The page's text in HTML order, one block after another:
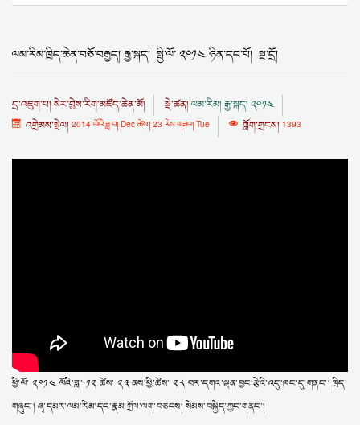
ལམ་རིམ་ཁྲིད་ཆེན་བཅོ་བརྒྱད། རྒྱ་སྐད། སྤྱི་ལོ་ ༢༠༡༤ ཉིན་དང་པོ། སྔ་དྲོ།
དྲ་འཇུག་པ། སེར་བྱེས་རིག་མཛོད་ཆེན་མོ། སྡེ་ཚན། ལམ་རིམ། རྒྱ་སྐད། ༢༠༡༤
འགྲེམས་སྤེལ། 2014 ལོའི་ཟླ་བ། Dec ཚེས། 23 རེས་གཟའ། Tue ཀློག་གྲངས། 1393
ཕྱི་ལོ་ ༢༠༡༤ ལོའི་ཟླ་ ༡༢ ཚེས་ ༢༣ ནས་ཕྱི་ཚེས་ ༢༨ བར་དགའ་ལྡན་བྱང་རྩེའི་འདུ་ཁང་དུ་གནང་། ཁྲིད་
གཞུང་། ཞྭ་དམར་ལམ་རིམ་དང་རྣམ་གྲོལ་ལག་བཅངས། སེམས་བསྐྱེད་ཀྱང་གནང་།